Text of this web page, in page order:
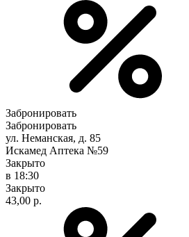
Забронировать
Забронировать
ул. Неманская, д. 85
Искамед Аптека №59
Закрыто
в 18:30
Закрыто
43,00 р.